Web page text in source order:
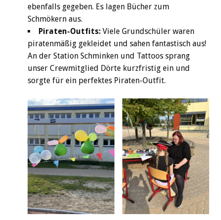
ebenfalls gegeben. Es lagen Bücher zum
Schmökern aus.
Piraten-Outfits: Viele Grundschüler waren
piratenmäßig gekleidet und sahen fantastisch aus!
An der Station Schminken und Tattoos sprang
unser Crewmitglied Dörte kurzfristig ein und
sorgte für ein perfektes Piraten-Outfit.